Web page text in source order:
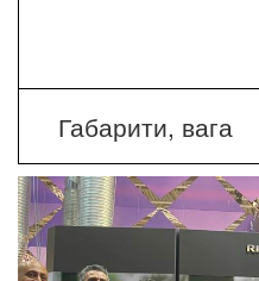
Габарити, вага